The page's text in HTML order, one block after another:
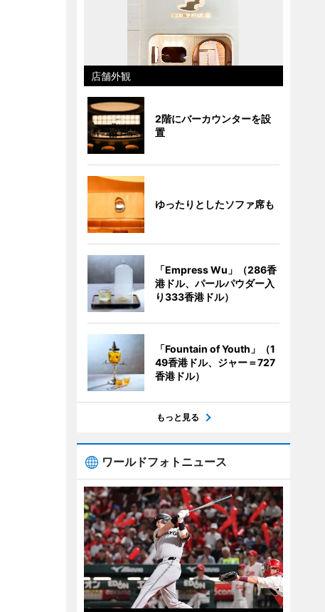
店舗外観
2階にバーカウンターを設
置
ゆったりとしたソファ席も
「Empress Wu」（286香
港ドル、パールパウダー入
り333香港ドル）
「Fountain of Youth」（1
49香港ドル、ジャー＝727
香港ドル）
もっと見る
ワールドフォトニュース